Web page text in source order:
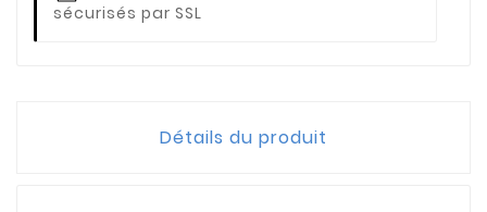
sécurisés par SSL
Détails du produit